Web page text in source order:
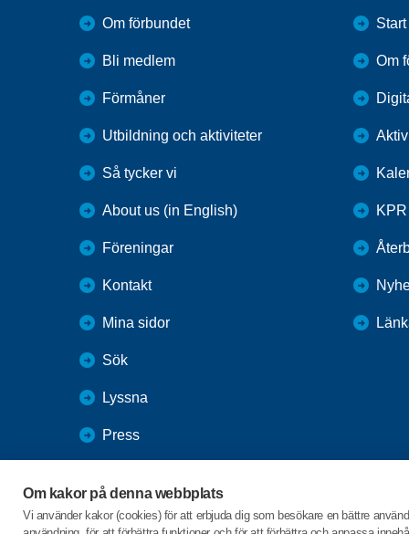
Om kakor på denna webbplats
Vi använder kakor (cookies) för att erbjuda dig som besökare en bättre
Om förbundet
Bli medlem
Förmåner
Utbildning och aktiviteter
Så tycker vi
About us (in English)
Föreningar
Kontakt
Mina sidor
Sök
Lyssna
Press
SPF Seniorernas intranät
Start
Om